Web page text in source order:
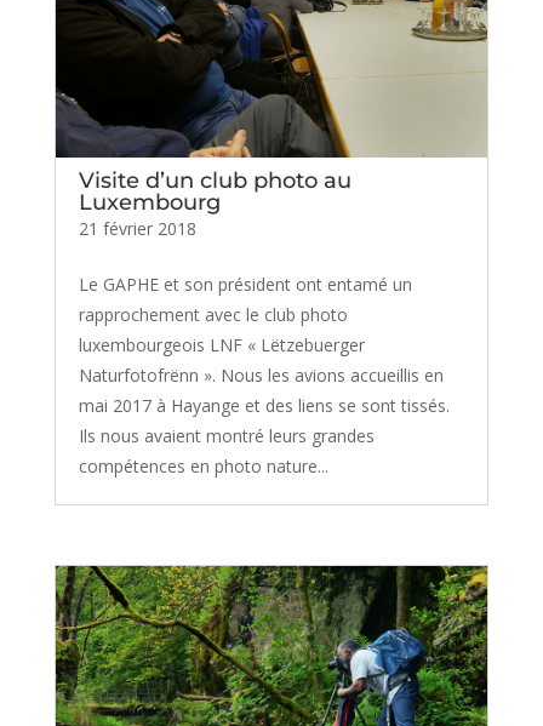
Visite d’un club photo au
Luxembourg
21 février 2018
Le GAPHE et son président ont entamé un
rapprochement avec le club photo
luxembourgeois LNF « Lëtzebuerger
Naturfotofrënn ». Nous les avions accueillis en
mai 2017 à Hayange et des liens se sont tissés.
Ils nous avaient montré leurs grandes
compétences en photo nature...